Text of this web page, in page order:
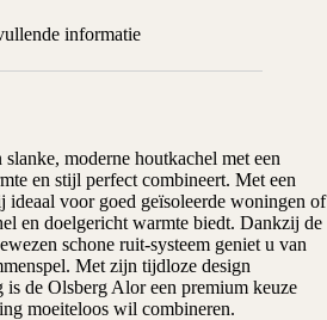
informatie
moderne houtkachel met een
en stijl perfect combineert. Met een
voor goed geïsoleerde woningen of
en doelgericht warmte biedt. Dankzij de
schone ruit-systeem geniet u van
Met zijn tijdloze design
de Olsberg Alor een premium keuze
moeiteloos wil combineren.